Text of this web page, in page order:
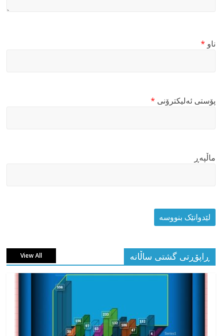
ناو *
پۆستی ئەلیکترۆنی *
ماڵپه‌ڕ
ڕاپۆڕتی گشتی ساڵانه View All